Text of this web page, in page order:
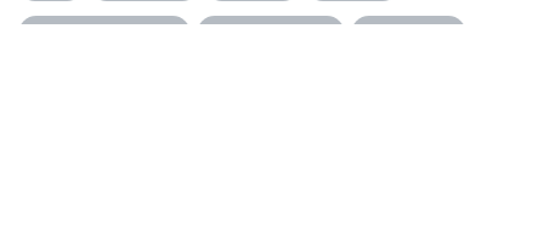
อินสตราแกรมดารา
recommended
ประวัติดารา